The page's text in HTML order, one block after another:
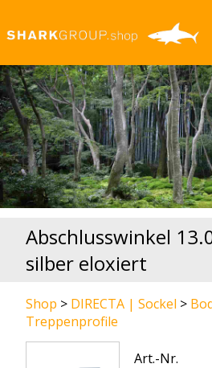
Abschlusswinkel
silber eloxiert
Shop > DIRECTA | Sockel >
Treppenprofile
Art.-Nr.